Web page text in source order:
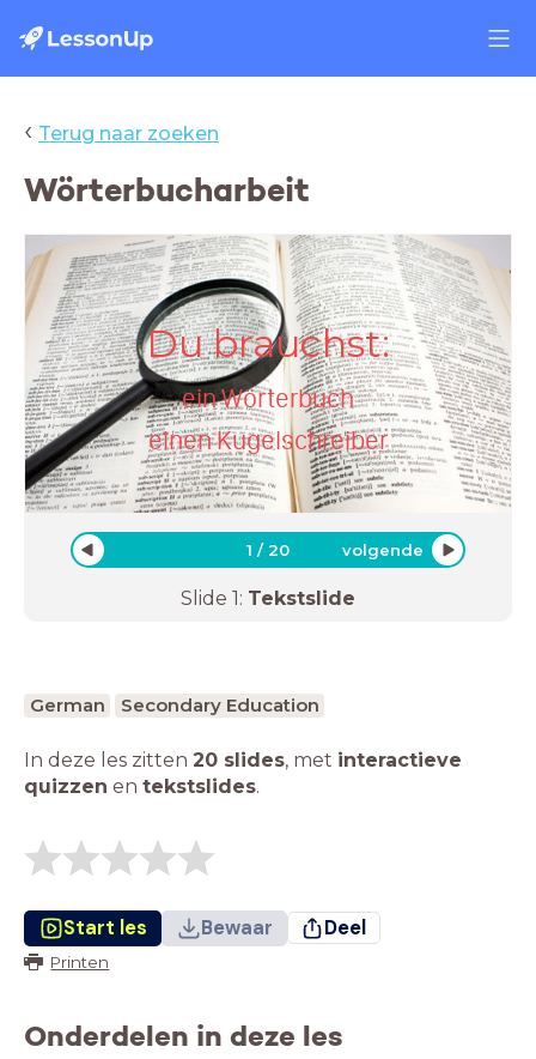
‹ Terug naar zoeken
Wörterbucharbeit
Du brauchst:
ein Wörterbuch
einen Kugelschreiber
1 /20 volgende
Slide 1: Tekstslide
German Secondary Education
In deze les zitten 20 slides, met interactieve
quizzen en tekstslides.
Start les Bewaar Deel
Printen
Onderdelen in deze les